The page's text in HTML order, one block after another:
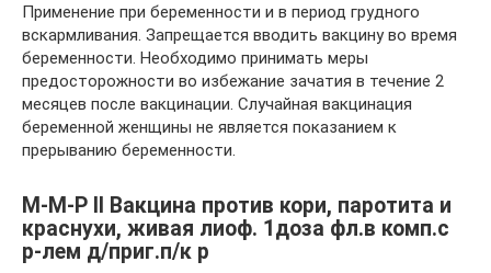
Применение при беременности и в период грудного
вскармливания. Запрещается вводить вакцину во время
беременности. Необходимо принимать меры
предосторожности во избежание зачатия в течение 2
месяцев после вакцинации. Случайная вакцинация
беременной женщины не является показанием к
прерыванию беременности.
М-М-Р II Вакцина против кори, паротита и
краснухи, живая лиоф. 1доза фл.в комп.с
р-лем д/приг.п/к р